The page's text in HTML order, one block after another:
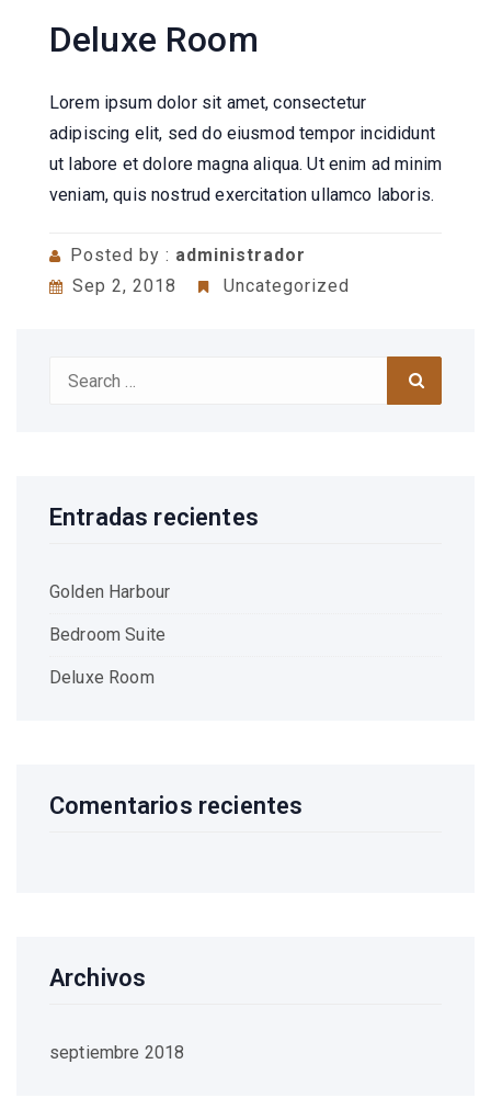
Deluxe Room
Lorem ipsum dolor sit amet, consectetur
adipiscing elit, sed do eiusmod tempor incididunt
ut labore et dolore magna aliqua. Ut enim ad minim
veniam, quis nostrud exercitation ullamco laboris.
Posted by : administrador
Sep 2, 2018
Uncategorized
Search
Search
Entradas recientes
Golden Harbour
Bedroom Suite
Deluxe Room
Comentarios recientes
Archivos
septiembre 2018